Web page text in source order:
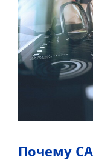
Почему